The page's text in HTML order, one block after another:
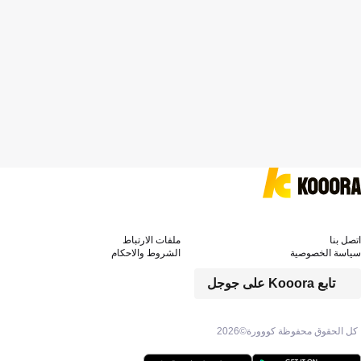
كل الحقوق محفوظة كووورة©2026
تابع Kooora على جوجل
اتصل بنا
ملفات الارتباط
سياسة الخصوصية
الشروط والاحكام